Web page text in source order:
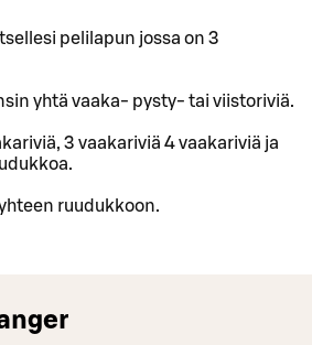
pelilapun jossa on 3
yhtä vaaka- pysty- tai viistoriviä.
3 vaakariviä 4 vaakariviä ja
ruudukkoon.